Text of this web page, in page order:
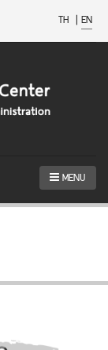
TH | EN
MENU